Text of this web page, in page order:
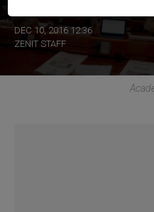
DEC 10, 2016 12:36
ZENIT STAFF